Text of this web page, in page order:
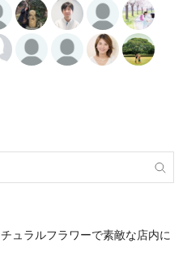
ュラルフラワーで素敵な店内に